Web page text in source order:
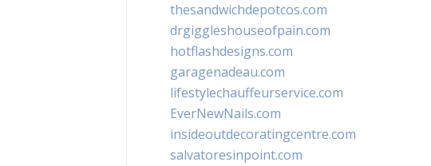
thesandwichdepotcos.com
drgiggleshouseofpain.com
hotflashdesigns.com
garagenadeau.com
lifestylechauffeurservice.com
EverNewNails.com
insideoutdecoratingcentre.com
salvatoresinpoint.com